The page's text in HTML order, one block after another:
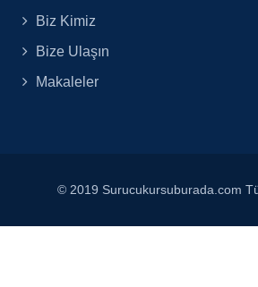
Biz Kimiz
Bize Ulaşın
Makaleler
© 2019 Surucukursuburada.com